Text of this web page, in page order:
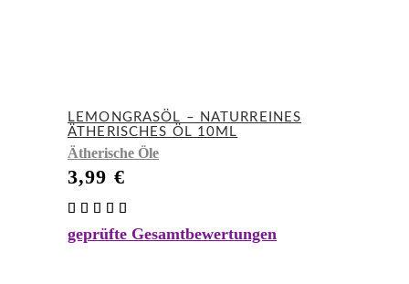
LEMONGRASÖL – NATURREINES
ÄTHERISCHES ÖL 10ML
Ätherische Öle
3,99 €
5.00
geprüfte Gesamtbewertungen